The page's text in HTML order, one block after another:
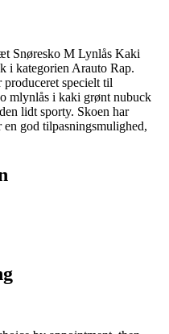
Snøresko M Lynlås Kaki
i kategorien Arauto Rap.
produceret specielt til
mlynlås i kaki grønt nubuck
lidt sporty. Skoen har
en god tilpasningsmulighed,